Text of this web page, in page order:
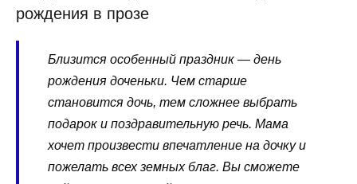
рождения в прозе
Близится особенный праздник — день
рождения доченьки. Чем старше
становится дочь, тем сложнее выбрать
подарок и поздравительную речь. Мама
хочет произвести впечатление на дочку и
пожелать всех земных благ. Вы сможете